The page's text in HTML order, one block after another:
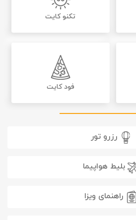
تکنو کایت
فود کایت
رزرو تور
بلیط هواپیما
راهنمای ویزا